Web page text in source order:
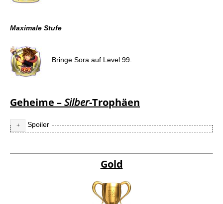
Maximale Stufe
Bringe Sora auf Level 99.
Geheime –Silber-Trophäen
Spoiler
Kämpfe das letzte Mal gegen Meister Xehanort.
Gold